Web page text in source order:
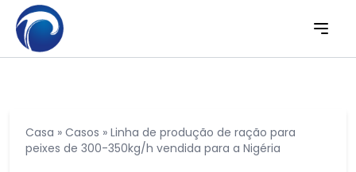
Casa » Casos » Linha de produção de ração para
peixes de 300-350kg/h vendida para a Nigéria